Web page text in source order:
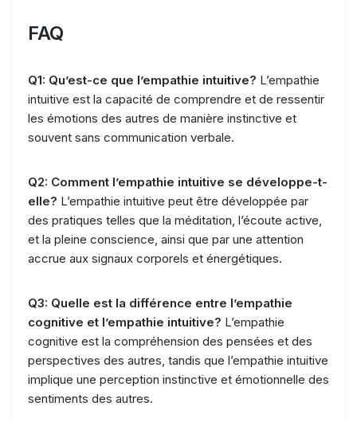
FAQ
Q1: Qu’est-ce que l’empathie intuitive? L’empathie
intuitive est la capacité de comprendre et de ressentir
les émotions des autres de manière instinctive et
souvent sans communication verbale.
Q2: Comment l’empathie intuitive se développe-t-
elle? L’empathie intuitive peut être développée par
des pratiques telles que la méditation, l’écoute active,
et la pleine conscience, ainsi que par une attention
accrue aux signaux corporels et énergétiques.
Q3: Quelle est la différence entre l’empathie
cognitive et l’empathie intuitive? L’empathie
cognitive est la compréhension des pensées et des
perspectives des autres, tandis que l’empathie intuitive
implique une perception instinctive et émotionnelle des
sentiments des autres.